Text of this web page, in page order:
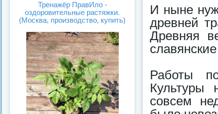
И ныне
древней
Древняя
Работы
Культуры
совсем
Тренажёр ПравИло -
оздоровительные растяжки.
(Москва, производство, купить)